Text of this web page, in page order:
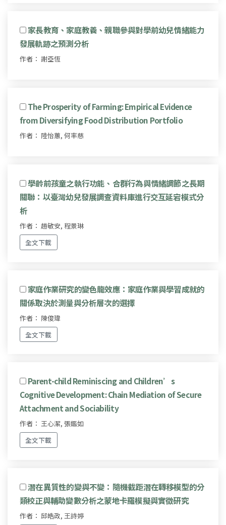
家長教育、家庭教養、親職參與對學前幼兒情緒能力
發展軌跡之預測分析
作者： 謝亞恆
The Prosperity of Farming: Empirical Evidence
from Diversifying Food Distribution Portfolio
作者： 陸怡蕙, 何率慈
學齡前孩童之執行功能、合群行為與情緒調節之長期
關聯：以臺灣幼兒發展調查資料庫進行交互延宕模式分
析
作者： 趙敏安, 程景琳
全文下載
家庭作業研究的變色龍效應：家庭作業與學習成就的
關係取決於測量與分析層次的選擇
作者： 陳俊瑋
全文下載
Parent-child Reminiscing and Children’s
Cognitive Development: Chain Mediation of Secure
Attachment and Sociability
作者： 王心潔, 張鑑如
全文下載
潛在異質性的變與不變：隨機截距潛在轉移模型的分
類校正與輔助變數分析之蒙地卡羅模擬與實徵研究
作者： 邱皓政, 王詩婷